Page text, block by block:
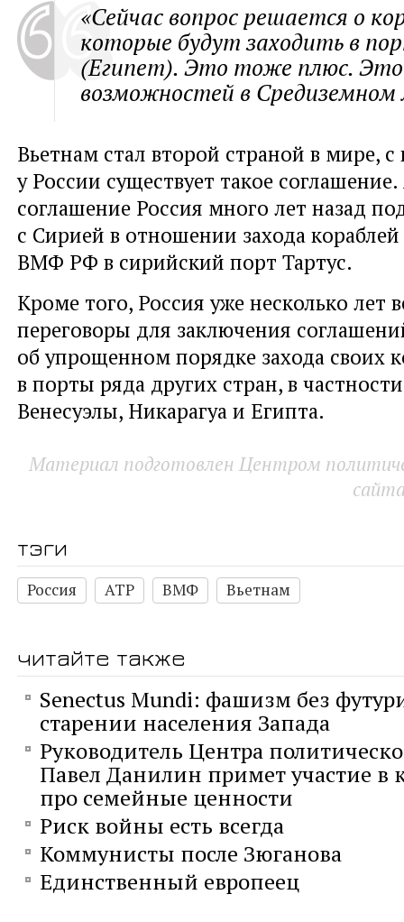
«Сейчас вопрос решается о
которые будут заходить в
(Египет). Это тоже плюс.
возможностей в Средиземном
Вьетнам стал второй страной в мире, с
у России существует такое
соглашение Россия много лет назад
с Сирией в отношении захода кораблей
ВМФ РФ в сирийский порт Тартус.
Кроме того, Россия уже несколько лет
переговоры для заключения
об упрощенном порядке захода своих
в порты ряда других стран, в
Венесуэлы, Никарагуа и Египта.
Материал подготовлен Центром
тэги
Россия АТР ВМФ Вьетнам
читайте также
Senectus Mundi: фашизм без
старении населения Запада
Руководитель Центра
Павел Данилин примет участие в
про семейные ценности
Риск войны есть всегда
Коммунисты после Зюганова
Единственный европеец